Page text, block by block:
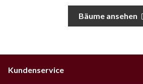
Bäume ansehen
Kundenservice